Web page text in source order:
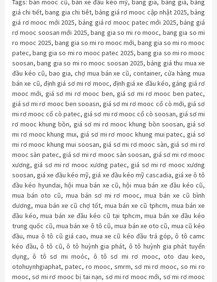
Tags:bán mooc cũ, bán xe đầu kéo mỹ,bang gia, bảng giá,bảng
giá chi tiết,bang gia chi tiêt,bảng giá rơ mooc cập nhật 2025,bảng
giá rơ mooc mới 2025,bảng giá rơ mooc patec mới 2025,bảng giá
rơ mooc soosan mới 2025,bang gia so mi ro mooc, bang gia so mi
ro mooc 2025, bang gia so mi ro mooc mới, bang gia so mi ro mooc
patec,bang gia so mi ro mooc patec 2025,bang gia so mi ro mooc
soosan,bang gia so mi ro mooc soosan 2025,bảng giá thu mua xe
đầu kéo cũ, bao gia, chợ mua bán xe cũ,container,cửa hàng mua
bán xe cũ, định giá sơ mi rơ mooc, định giá xe đầu kéo,gảng giá rơ
mooc mới, giá sơ mi rơ mooc ben, giá sơ mi rơ mooc ben patec,
giá sơ mi rơ mooc ben sooasn, giá sơ mi rơ mooc cổ cò mới, giá sơ
mi rơ mooc cổ cò patec,giá sơ mi rơ mooc cổ cò soosan, giá sơ mi
rơ mooc khung bồn, giá sơ mi rơ mooc khung bồn soosan, giá sơ
mi rơ mooc khung mui, giá sơ mi rơ mooc khung mui patec,giá sơ
mi rơ mooc khung mui soosan,giá sơ mi rơ mooc sàn,giá sơ mi rơ
mooc sàn patec,giá sơ mi rơ mooc sàn soosan, giá sơ mi rơ mooc
xương,giá sơ mi rơ mooc xương patec,giá sơ mi rơ mooc xương
soosan,giá xe đầu kéo mỹ,giá xe đầu kéo mỹ cascadia, giá xe ô tô
đầu kéo hyundai,hội mua bán xe cũ,hội mua bán xe đầu kéo cũ,
mua bán oto cũ, mua bán sơ mi rơ mooc,mua bán xe cũ bình
dương, mua bán xe cũ chợ tốt, mua bán xe cũ tphcm, mua bán xe
đầu kéo,mua bán xe đầu kéo cũ tại tphcm,mua bán xe đầu kéo
trung quốc cũ, mua bán xe ô tô cũ,mua bán xe oto cũ, mua cũ kéo
đầu,mua ô tô cũ giá cao, mua xe cũ kéo đầu trả góp,ô tô camc
kéo đầu,ô tô cũ,ô tô huỳnh gia phát, ô tô huỳnh gia phát tuyển
dụng,ô tô sơ mi moóc, ô tô sơ mi rơ mooc,oto dau keo,
otohuynhgiaphat, patec, ro mooc, smrm, sơ mi rơ mooc,so mi ro
mooc,sơ mi rơ mooc bị tai nạn, sơ mi rơ mooc mới, sơ mi rơ mooc